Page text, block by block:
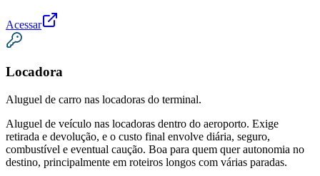
Acessar
Locadora
Aluguel de carro nas locadoras do terminal.
Aluguel de veículo nas locadoras dentro do aeroporto. Exige
retirada e devolução, e o custo final envolve diária, seguro,
combustível e eventual caução. Boa para quem quer autonomia no
destino, principalmente em roteiros longos com várias paradas.